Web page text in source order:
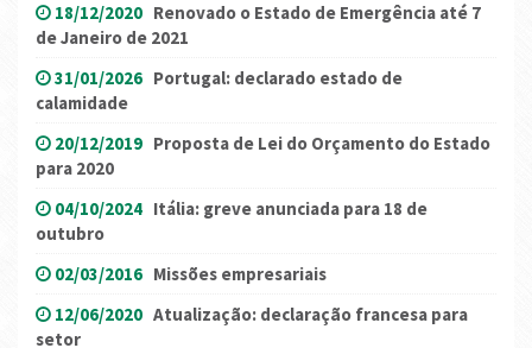
18/12/2020 Renovado o Estado de Emergência até 7
de Janeiro de 2021
31/01/2026 Portugal: declarado estado de
calamidade
20/12/2019 Proposta de Lei do Orçamento do Estado
para 2020
04/10/2024 Itália: greve anunciada para 18 de
outubro
02/03/2016 Missões empresariais
12/06/2020 Atualização: declaração francesa para
setor